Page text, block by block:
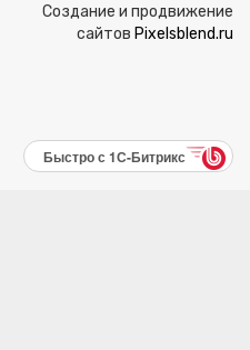
Создание и продвижение
сайтов Pixelsblend.ru
Быстро с 1С-Битрикс